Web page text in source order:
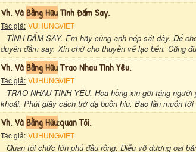
Vh. VàBằng HữuTình Đấm Say.
Tác giả: VUHUNGVIET
TÌNH ĐẤM SAY. Em hãy cùng anh nép sát đây. Để
duyên đắm say. Xin chớ cho thuyền vế lạc bến. Cũng
Vh. VàBằng HữuTrao Nhau Tình Yêu.
Tác giả: VUHUNGVIET
TRAO NHAU TÌNH YÊU. Hoa hồng xin gỡi tặng
khoải. Phút giây cách trở dạ buồn hiu. Bao lần muốn
Vh. VàBằng Hữu:quan Tôi.
Tác giả: VUHUNGVIET
Quan tôi chức lớn phủ đầu rồng. Diễu võ dương oai